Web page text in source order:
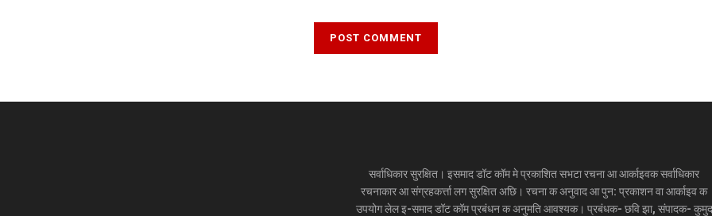
सर्वाधिकार सुरक्षित। इसमाद डॉट कॉम मे प्रकाशित सभटा रचना आ आर्काइवक सर्वाधिकार
रचनाकार आ संग्रहकर्त्ता लग सुरक्षित अछि। रचना क अनुवाद आ पुन: प्रकाशन वा आर्काइव क
उपयोग लेल इ-समाद डॉट कॉम प्रबंधन क अनुमति आवश्यक। प्रबंधक- छवि झा, संपादक- कुमुद